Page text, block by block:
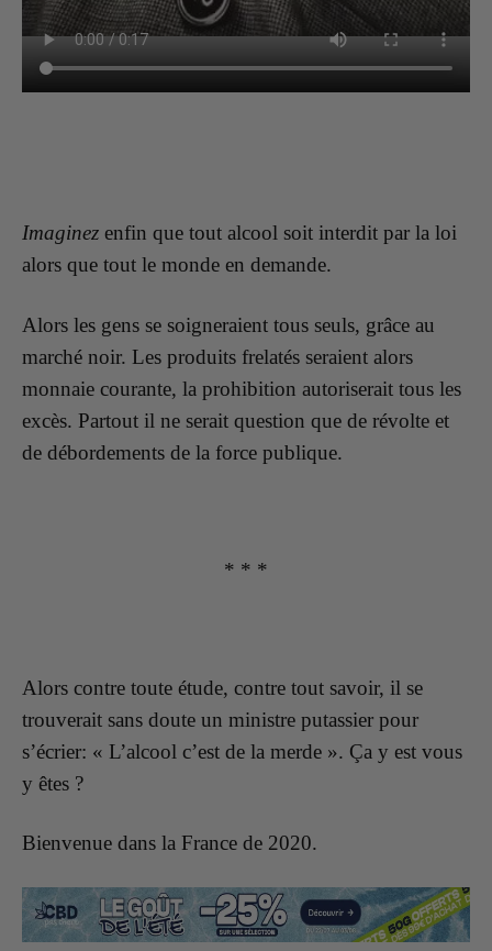
Imaginez enfin que tout alcool soit interdit par la loi
alors que tout le monde en demande.
Alors les gens se soigneraient tous seuls, grâce au
marché noir. Les produits frelatés seraient alors
monnaie courante, la prohibition autoriserait tous les
excès. Partout il ne serait question que de révolte et
de débordements de la force publique.
* * *
Alors contre toute étude, contre tout savoir, il se
trouverait sans doute un ministre putassier pour
s’écrier: « L’alcool c’est de la merde ». Ça y est vous
y êtes ?
Bienvenue dans la France de 2020.